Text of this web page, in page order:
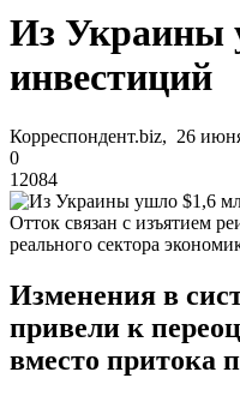
Из Украины
инвестиций
Корреспондент.biz, 26
0
12084
Отток связан с изъятием
реального сектора
Изменения в
привели к
вместо притока